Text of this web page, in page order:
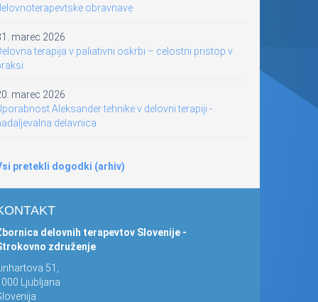
obravnave
marec 2026
terapija v paliativni oskrbi – celostni pristop v
marec 2026
Aleksander tehnike v delovni terapiji -
delavnica
pretekli dogodki (arhiv)
delovnih terapevtov Slovenije -
združenje
Linhartova 51,
Ljubljana